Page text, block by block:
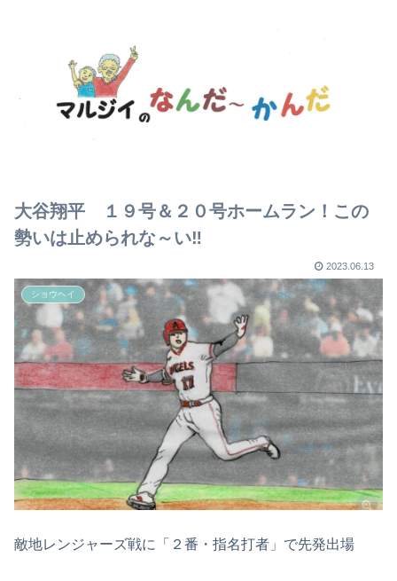
大谷翔平 １９号＆２０号ホームラン！この
勢いは止められな～い‼
2023.06.13
ショウヘイ
敵地レンジャーズ戦に「２番・指名打者」で先発出場